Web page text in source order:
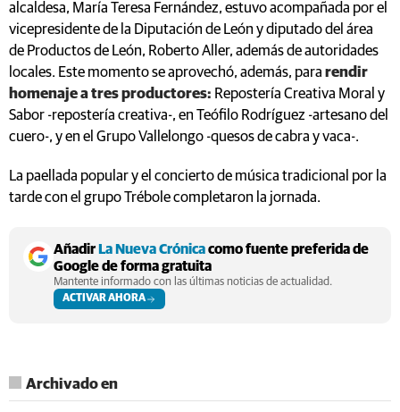
alcaldesa, María Teresa Fernández, estuvo acompañada por el
vicepresidente de la Diputación de León y diputado del área
de Productos de León, Roberto Aller, además de autoridades
locales. Este momento se aprovechó, además, para rendir
homenaje a tres productores: Repostería Creativa Moral y
Sabor -repostería creativa-, en Teófilo Rodríguez -artesano del
cuero-, y en el Grupo Vallelongo -quesos de cabra y vaca-.
La paellada popular y el concierto de música tradicional por la
tarde con el grupo Trébole completaron la jornada.
Añadir La Nueva Crónicacomo fuente preferida de
Google de forma gratuita
Mantente informado con las últimas noticias de actualidad.
ACTIVAR AHORA
Archivado en